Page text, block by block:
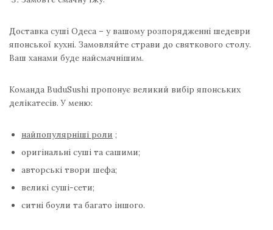
Доставка суші Одеса – у вашому розпорядженні шедеври
японської кухні. Замовляйте страви до святкового столу.
Ваш ханами буде найсмачнішим.
Команда BuduSushi пропонує великий вибір японських
делікатесів. У меню:
найпопулярніші роли ;
оригінальні суші та сашими;
авторські твори шефа;
великі суші-сети;
ситні боули та багато іншого.